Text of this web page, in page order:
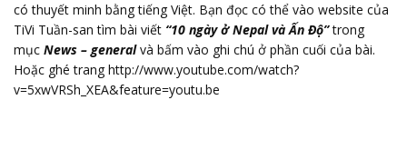
có thuyết minh bằng tiếng Việt. Bạn đọc có thể vào website của
TiVi Tuần-san tìm bài viết “10 ngày ở Nepal và Ấn Độ”trong
mục News – generalvà bấm vào ghi chú ở phần cuối của bài.
Hoặc ghé trang http://www.youtube.com/watch?
v=5xwVRSh_XEA&feature=youtu.be